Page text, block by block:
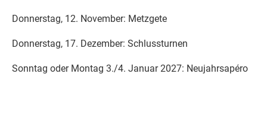
Donnerstag, 12. November: Metzgete
Donnerstag, 17. Dezember: Schlussturnen
Sonntag oder Montag 3./4. Januar 2027: Neujahrsapéro